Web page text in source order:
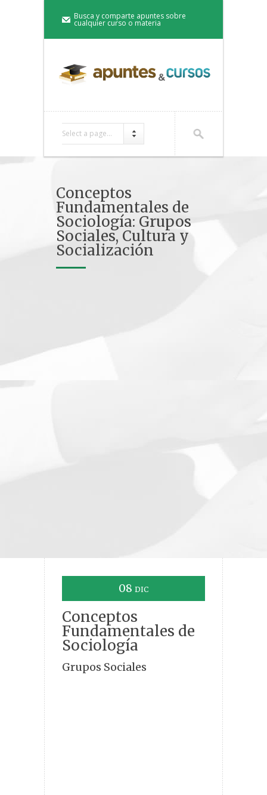
Busca y comparte apuntes sobre
cualquier curso o materia
Select a page...
Conceptos
Fundamentales de
Sociología: Grupos
Sociales, Cultura y
Socialización
08 DIC
Conceptos
Fundamentales de
Sociología
Grupos Sociales